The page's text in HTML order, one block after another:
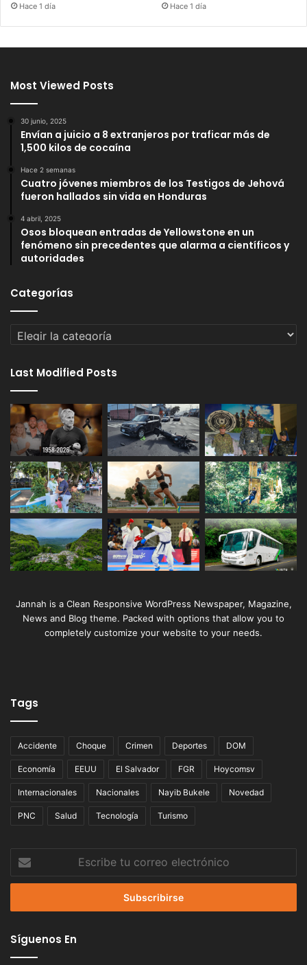
Hace 1 día Hace 1 día
Most Viewed Posts
30 junio, 2025
Envían a juicio a 8 extranjeros por traficar más de
1,500 kilos de cocaína
Hace 2 semanas
Cuatro jóvenes miembros de los Testigos de Jehová
fueron hallados sin vida en Honduras
4 abril, 2025
Osos bloquean entradas de Yellowstone en un
fenómeno sin precedentes que alarma a científicos y
autoridades
Categorías
Categorías
Last Modified Posts
Jannah is a Clean Responsive WordPress Newspaper, Magazine,
News and Blog theme. Packed with options that allow you to
completely customize your website to your needs.
Tags
Accidente Choque Crimen Deportes DOM
Economía EEUU El Salvador FGR Hoycomsv
Internacionales Nacionales Nayib Bukele Novedad
PNC Salud Tecnología Turismo
correo
Síguenos En